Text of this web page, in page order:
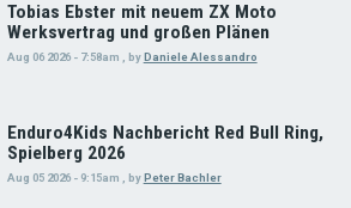
Tobias Ebster mit neuem ZX Moto
Werksvertrag und großen Plänen
Aug 06 2026 - 7:58am , by Daniele Alessandro
Enduro4Kids Nachbericht Red Bull Ring,
Spielberg 2026
Aug 05 2026 - 9:15am , byPeter Bachler